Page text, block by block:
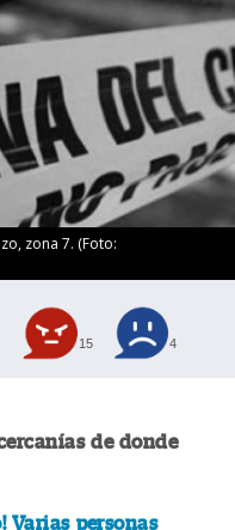
zona 7. (Foto:
15 4
de donde
Varias personas